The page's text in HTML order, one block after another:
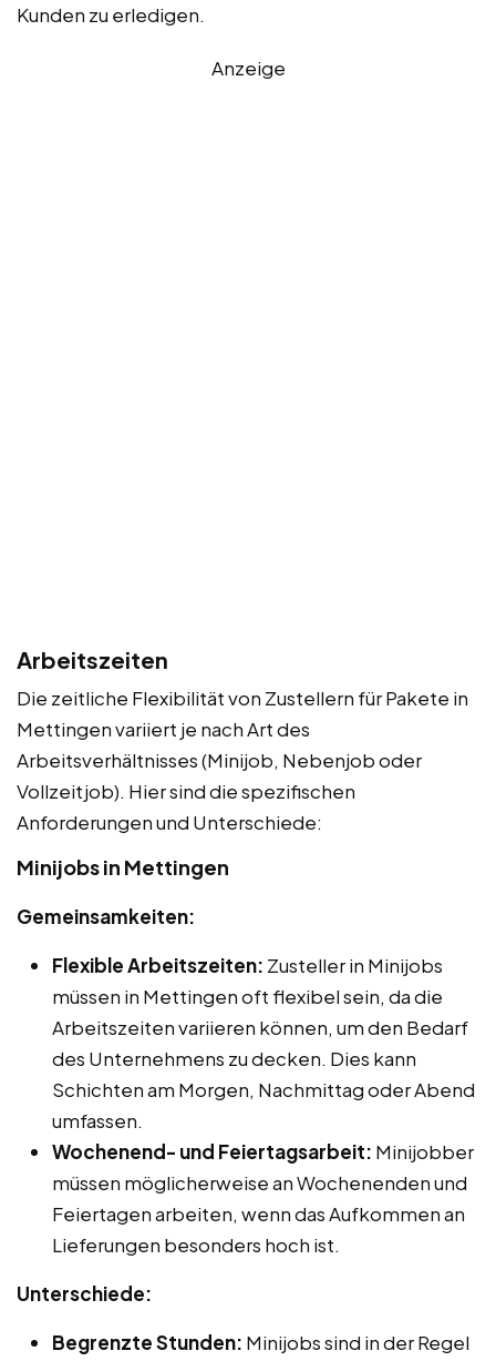
Kunden zu erledigen.
Anzeige
Arbeitszeiten
Die zeitliche Flexibilität von Zustellern für Pakete in
Mettingen variiert je nach Art des
Arbeitsverhältnisses (Minijob, Nebenjob oder
Vollzeitjob). Hier sind die spezifischen
Anforderungen und Unterschiede:
Minijobs in Mettingen
Gemeinsamkeiten:
Flexible Arbeitszeiten: Zusteller in Minijobs
müssen in Mettingen oft flexibel sein, da die
Arbeitszeiten variieren können, um den Bedarf
des Unternehmens zu decken. Dies kann
Schichten am Morgen, Nachmittag oder Abend
umfassen.
Wochenend- und Feiertagsarbeit: Minijobber
müssen möglicherweise an Wochenenden und
Feiertagen arbeiten, wenn das Aufkommen an
Lieferungen besonders hoch ist.
Unterschiede:
Begrenzte Stunden: Minijobs sind in der Regel